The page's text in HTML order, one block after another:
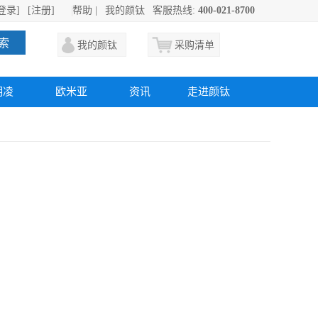
录] [注册] 帮助 我的颜钛 客服热线: 400-021-8700
我的颜钛 采购清单
凌 欧米亚 资讯 走进颜钛